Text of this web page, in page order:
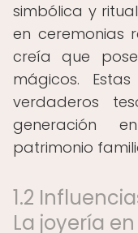
simbólica y
en ceremonias
creía que
mágicos.
verdaderos
generación
patrimonio
1.2
La joyería